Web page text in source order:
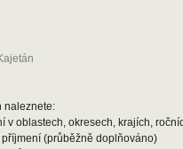
naleznete:
v oblastech, okresech, krajích,
(průběžně doplňováno)